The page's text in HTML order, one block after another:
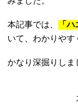
本記事では、 「
いて、わかりやす
かなり深掘りしま